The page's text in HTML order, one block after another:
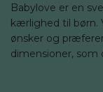
Babylove er en
kærlighed til børn.
ønsker og
dimensioner, som